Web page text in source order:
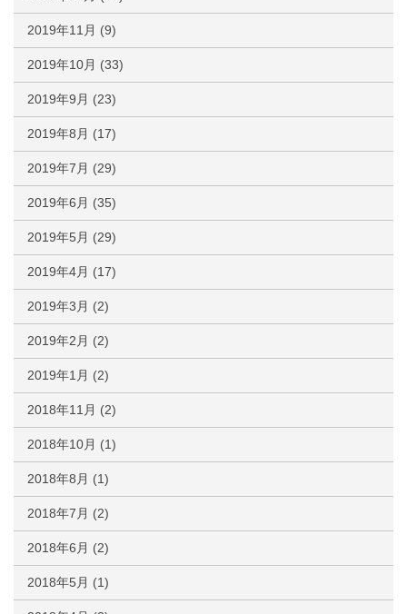
2019年11月 (9)
2019年10月 (33)
2019年9月 (23)
2019年8月 (17)
2019年7月 (29)
2019年6月 (35)
2019年5月 (29)
2019年4月 (17)
2019年3月 (2)
2019年2月 (2)
2019年1月 (2)
2018年11月 (2)
2018年10月 (1)
2018年8月 (1)
2018年7月 (2)
2018年6月 (2)
2018年5月 (1)